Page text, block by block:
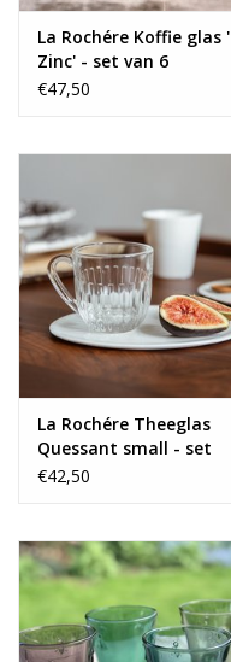
La Rochére Koffie glas '
Zinc' - set van 6
€47,50
La Rochére Theeglas
Quessant small - set
van 6
€42,50